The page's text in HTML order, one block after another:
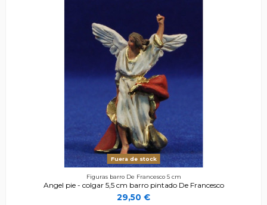
Fuera de stock
Figuras barro De Francesco 5 cm
Angel pie - colgar 5,5 cm barro pintado De Francesco
29,50 €